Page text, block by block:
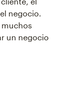
negocio.
muchos
un negocio